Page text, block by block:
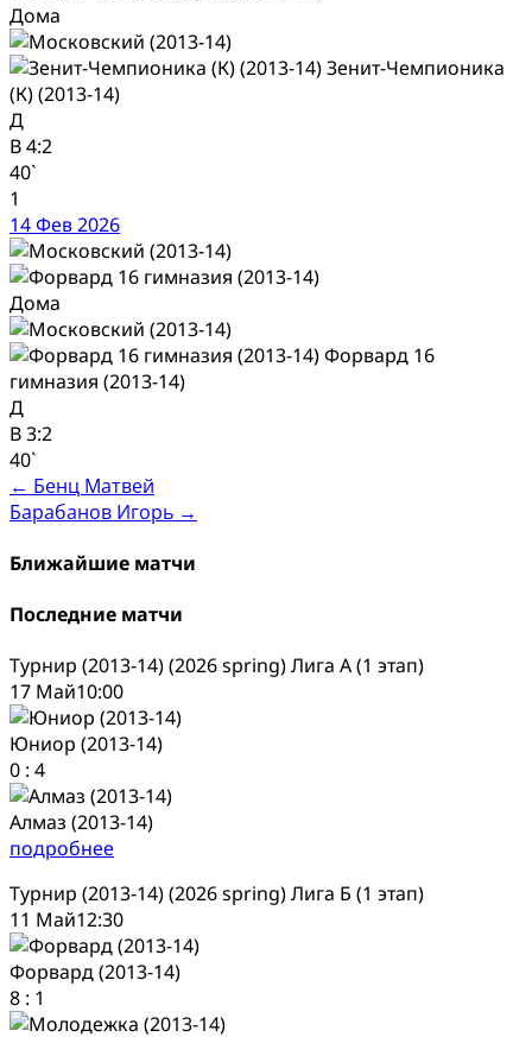
Дома
Зенит-Чемпионика
(К) (2013-14)
Д
В4:2
40`
1
14 Фев 2026
Дома
Форвард 16
гимназия (2013-14)
Д
В3:2
40`
Post
navigation
← Бенц Матвей
Барабанов Игорь →
Ближайшие матчи
Последние матчи
Турнир (2013-14) (2026 spring) Лига А (1 этап)
17 Май10:00
Юниор (2013-14)
0 : 4
Алмаз (2013-14)
подробнее
Турнир (2013-14) (2026 spring) Лига Б (1 этап)
11 Май12:30
Форвард (2013-14)
8 : 1